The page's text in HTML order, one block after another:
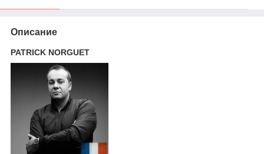
Описание
PATRICK NORGUET